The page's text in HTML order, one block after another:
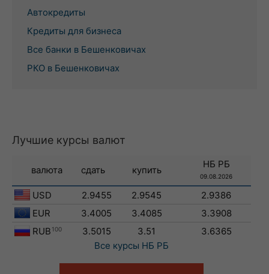
Автокредиты
Кредиты для бизнеса
Все банки в Бешенковичах
РКО в Бешенковичах
Лучшие курсы валют
валюта сдать купить
НБ РБ
09.08.2026
USD 2.9455 2.9545
2.9386
EUR
3.4005 3.4085
3.3908
RUB 100 3.5015 3.51
3.6365
Все курсы НБ РБ